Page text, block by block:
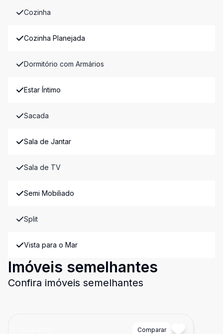
Cozinha
Cozinha Planejada
Dormitório com Armários
Estar Íntimo
Sacada
Sala de Jantar
Sala de TV
Semi Mobiliado
Split
Vista para o Mar
Imóveis semelhantes
Confira imóveis semelhantes
Comparar